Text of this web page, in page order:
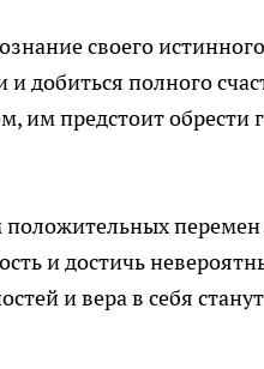
своего истинного
добиться полного
им предстоит обрести
положительных
и достичь
и вера в себя